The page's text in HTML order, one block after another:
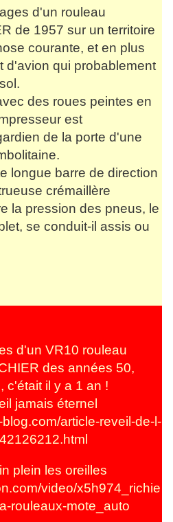
d'un rouleau
de 1957 sur un territoire
courante, et en plus
d'avion qui probablement
des roues peintes en
est
de la porte d'une
longue barre de direction
crémaillère
la pression des pneus, le
se conduit-il assis ou
d'un VR10 rouleau
des années 50,
c'était il y a 1 an !
jamais éternel
article-reveil-de-l-
plein les oreilles
video/x5h974_richie
rouleaux-mote_auto